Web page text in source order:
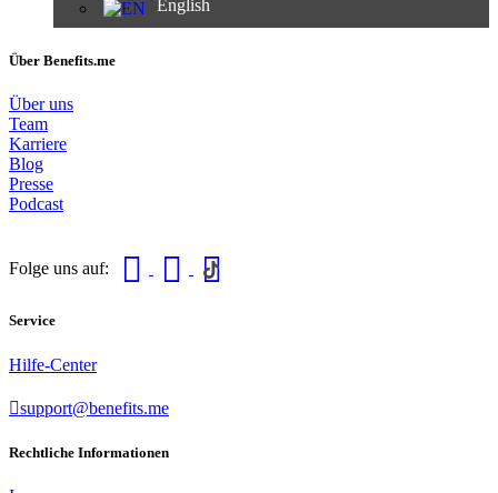
English
Über Benefits.me
Über uns
Team
Karriere
Blog
Presse
Podcast
Folge uns auf:
Service
Hilfe-Center
support@benefits.me
Rechtliche Informationen